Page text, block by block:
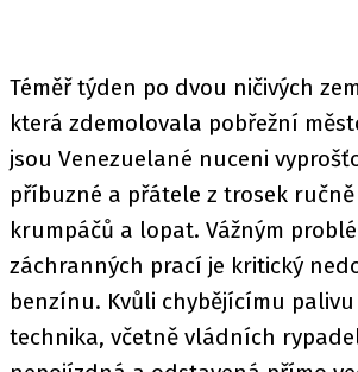
Téměř týden po dvou ničivých
která zdemolovala pobřežní
jsou Venezuelané nuceni
příbuzné a přátele z trosek
krumpáčů a lopat. Vážným
záchranných prací je kritický
benzínu. Kvůli chybějícímu
technika, včetně vládních